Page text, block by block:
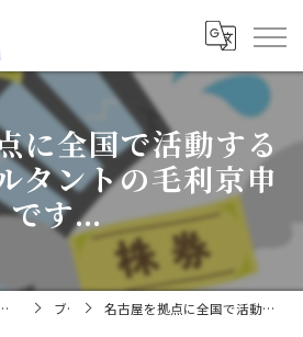
に全国で活動する
タントの毛利京申
です...
ら経営コンサルタント毛利京申 ブログ 名古屋を拠点に全国で活動する経営コンサルタントの毛利京申です...